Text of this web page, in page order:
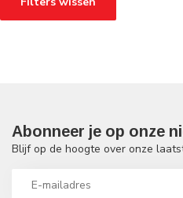
Abonneer je op onze
Blijf op de hoogte over onze